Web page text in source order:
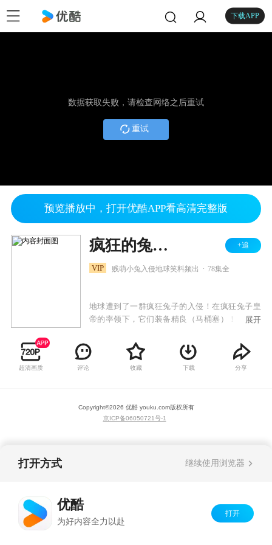
下载APP
数据获取失败，请检查网络之后重试
重试
预览播放中，打开优酷APP看高清完整版
疯狂的兔子 第一季 +追
VIP 贱萌小兔入侵地球笑料频出 78集全
地球遭到了一群疯狂兔子的入侵！在疯狂兔子皇
帝的率领下，它们装备精良（马桶塞）！它们视
淹没）！它们不攻占地球消灭人类决不罢休！
展开
超清画质 评论 收藏 下载 分享
Copyright©2026 优酷 youku.com版权所有
京ICP备06050721号-1
打开方式 继续使用浏览器
优酷
为好内容全力以赴
打开